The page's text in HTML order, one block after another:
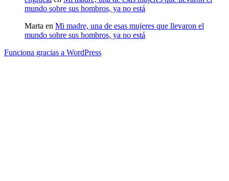
mundo sobre sus hombros, ya no está
Marta en Mi madre, una de esas mujeres que llevaron el
mundo sobre sus hombros, ya no está
Funciona gracias a WordPress